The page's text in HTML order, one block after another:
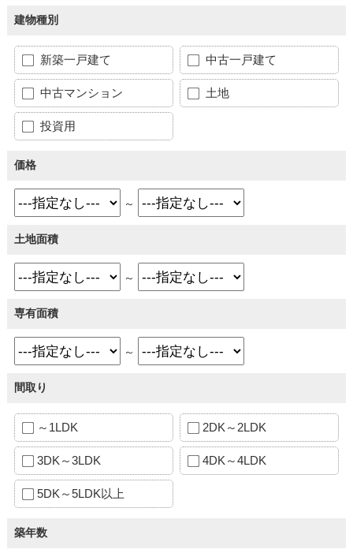
建物種別
新築一戸建て 中古一戸建て
中古マンション 土地
投資用
価格
～
土地面積
～
専有面積
～
間取り
～1LDK 2DK～2LDK
3DK～3LDK 4DK～4LDK
5DK～5LDK以上
築年数